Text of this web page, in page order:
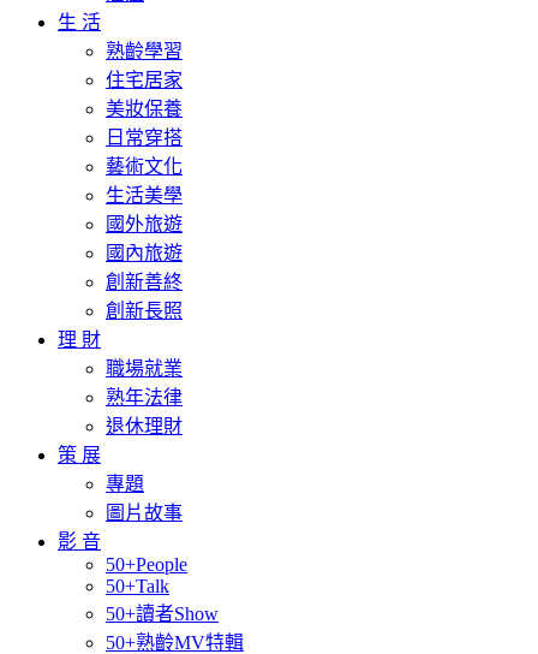
生 活
熟齡學習
住宅居家
美妝保養
日常穿搭
藝術文化
生活美學
國外旅遊
國內旅遊
創新善終
創新長照
理 財
職場就業
熟年法律
退休理財
策 展
專題
圖片故事
影 音
50+People
50+Talk
50+讀者Show
50+熟齡MV特輯